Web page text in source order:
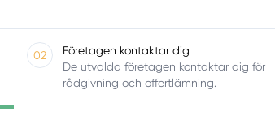
02
Företagen kontaktar dig
De utvalda företagen kontaktar dig för
rådgivning och offertlämning.